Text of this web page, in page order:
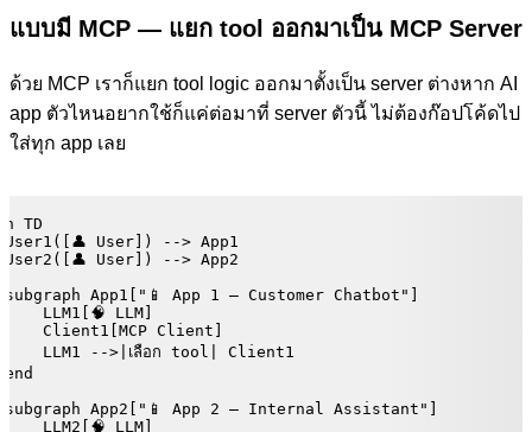
แบบมี MCP — แยก tool ออกมาเป็น MCP Server
ด้วย MCP เราก็แยก tool logic ออกมาตั้งเป็น server ต่างหาก AI
app ตัวไหนอยากใช้ก็แค่ต่อมาที่ server ตัวนี้ ไม่ต้องก๊อปโค้ดไป
ใส่ทุก app เลย
TD
User]) --> App1
User2([👤 User]) --> App2
App1["📱 App 1 — Customer Chatbot"]
LLM1[🧠 LLM]
Client1[MCP Client]
LLM1 -->|เลือก tool| Client1
end
App2["📱 App 2 — Internal Assistant"]
LLM2[🧠 LLM]